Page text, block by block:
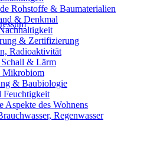
Rohstoffe & Baumaterialien
& Denkmal
& Zertifizierung
Radioaktivität
& Lärm
Mikrobiom
& Baubiologie
Feuchtigkeit
Aspekte des Wohnens
Regenwasser